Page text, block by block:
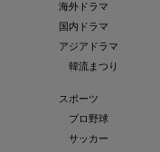
海外ドラマ
国内ドラマ
アジアドラマ
韓流まつり
スポーツ
プロ野球
サッカー